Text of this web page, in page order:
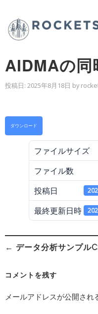
AIDMAの同
投稿日: 2025年8月18日 by
ダウンロード
ファイルサイズ
ファイル数
投稿日
最終更新日時
稿
ビ
ー
← データ分析サンプル
コメントを残す
メールアドレスが公開され